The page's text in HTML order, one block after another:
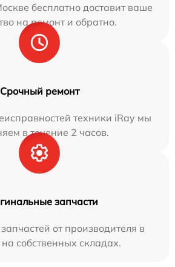
бесплатно доставит ваше
на ремонт и обратно.
Срочный ремонт
техники iRay мы
в течение 2 часов.
запчасти
от производителя в
собственных складах.